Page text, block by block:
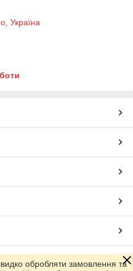
Україна
Prom.ua
обробляти замовлення та